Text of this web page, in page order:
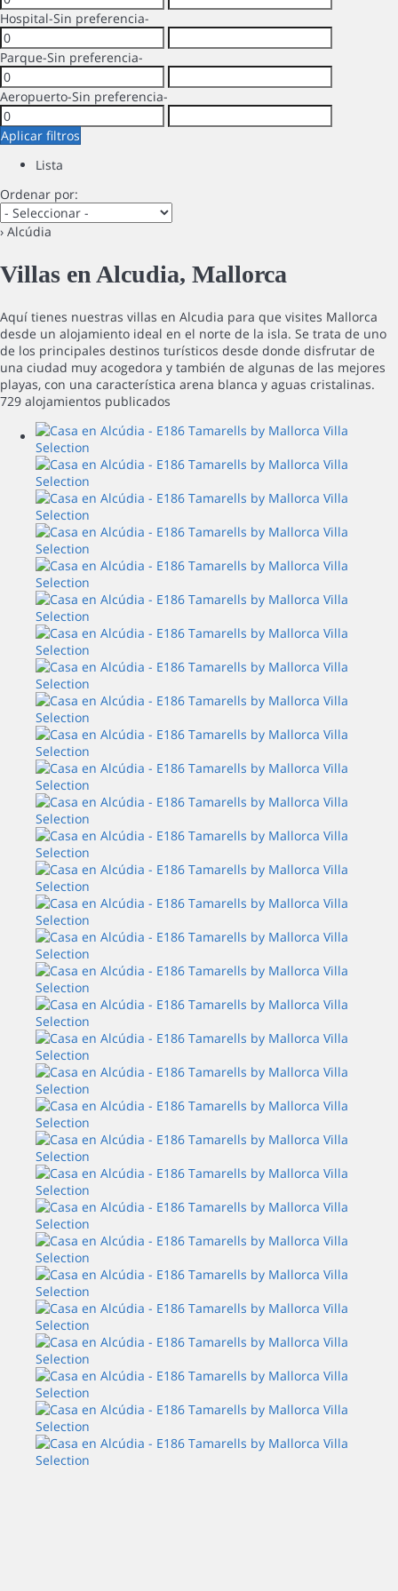
Hospital-Sin preferencia-
Parque-Sin preferencia-
Aeropuerto-Sin preferencia-
Aplicar filtros
Lista
Ordenar por:
› Alcúdia
Villas en Alcudia, Mallorca
Aquí tienes nuestras villas en Alcudia para que visites Mallorca
desde un alojamiento ideal en el norte de la isla. Se trata de uno
de los principales destinos turísticos desde donde disfrutar de
una ciudad muy acogedora y también de algunas de las mejores
playas, con una característica arena blanca y aguas cristalinas.
729 alojamientos publicados